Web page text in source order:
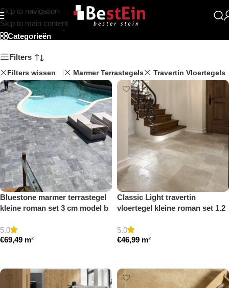
Skip to navigation
Skip to main content
french pattern
Categorieën
Filters
Filters wissen Marmer Terrastegels Travertin Vloertegels
Bluestone marmer terrastegel
kleine roman set 3 cm model b
5.0
€69,49 m²
Classic Light travertin
vloertegel kleine roman set 1.2
5.0
€46,99 m²